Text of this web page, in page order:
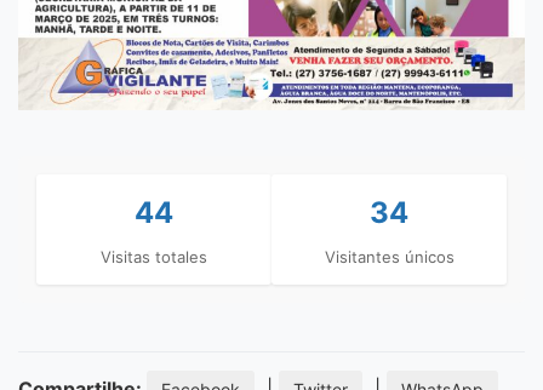
44
Visitas totales
34
Visitantes únicos